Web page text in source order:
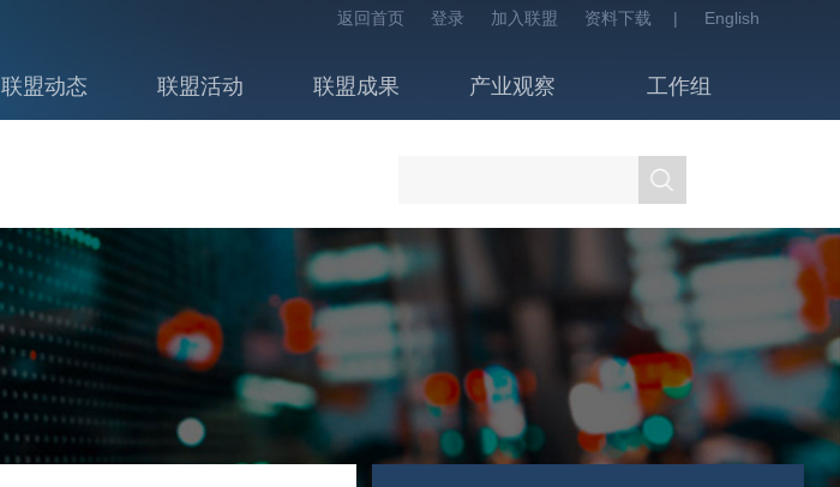
返回首页 登录 加入联盟 资料下载 | English
联盟动态 联盟活动 联盟成果 产业观察
工作组